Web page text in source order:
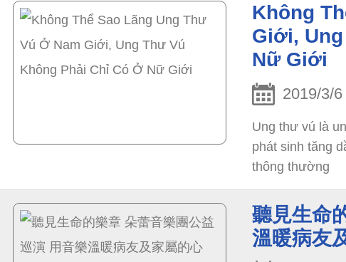
Không
Giới,
Nữ Giới
2019/3/6
Ung thư vú là
phát sinh tăng
thông thường
聽見生命
溫暖病友